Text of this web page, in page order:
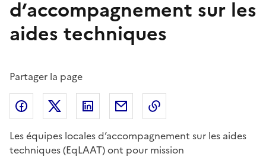
d’accompagnement sur les
aides techniques
Partager la page
Partager l'article surFacebook
Partager l'article sur X (anciennement
Partager l'article sur
Partager l'article par courriel
Les équipes locales d’accompagnement sur les aides
techniques (EqLAAT) ont pour mission